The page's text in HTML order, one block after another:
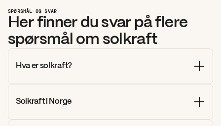
SPØRSMÅL OG SVAR
Her finner du svar på flere
spørsmål om solkraft
Hva er solkraft?
Solkraft i Norge